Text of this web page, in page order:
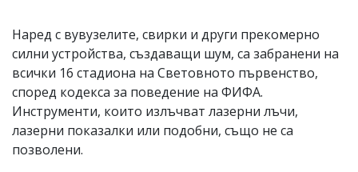
Наред с вувузелите, свирки и други прекомерно
силни устройства, създаващи шум, са забранени на
всички 16 стадиона на Световното първенство,
според кодекса за поведение на ФИФА.
Инструменти, които излъчват лазерни лъчи,
лазерни показалки или подобни, също не са
позволени.